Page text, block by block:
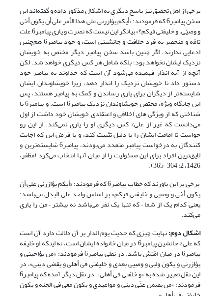
برخی از اهل تحقیق نیز پاسخ دیگری به اشکال مذکور داده و گفته‌اند این
سخن پیامبر6 که فرمودند: «أیکم یؤازرنی علی هذا الأمر علی أن یکون أخی
و وصیّی، و خلیفتی فیکم؟» بیانگر این نیست که نصرت و یاری پیامبر6 علت
تامّه و منحصر به فرد خلافت و جانشینی است، و خود پیامبر6 هم‌چنین
ادعایی ندارند، اگر چنین باشد سخن پیامبر دیگر مختص به خویشان
نزدیک ایشان نخواهد بود؛ بلکه شامل هر کس دیگری خواهد شد. لکن
آنچه از آیه انذار فهمیده می‌شود آن است که خداوند به پیامبر خود
دستور داد تا خویشان نزدیک را انذار دهد، زیرا خویشاوندان ایشان
شایسته‌تر از دیگران برای یاری رساندن و کمک به پیامبر هستند، پس
این جایگاه ویژه، مختص خویشاوندان نزدیک پیامبر6 است. و پیامبر6 با
شناختی که از ویژگی های اخلاقی و اعتقادی خویشان خود داشت از اول
می‌دانست که غیر از علی% کس دیگری او را یاری نمی‌کند. از این رو
خواست تا امامت ایشان را با دلیل تثبیت کند، و با فرض این که اجابت
کنندگان به درخواست پیامبر متعدد می‌بودند، پیامبر6 شایسته‌ترین و
لایق‌ترین افراد برای این مسئولیت را از میان آنها انتخاب می‌کرد (مظفر،
1426، 2: 364-365).
برخی بر این باورند که خطاب پیامبر6 که فرمودند: «أیکم یؤازرنی علی أن
یکون أخی و وصیی و خلیفتی فیکم» بر اساس واحد علی البدل می‌باشد؛
یعنی کدام یک از شما – که تنها یک نفر می‌باشد نه بیشتر – من را یاری
می‌کند.
اشکال دوم:نهایت چیزی که حدیث یوم الدار بر آن دلالت دارد آن است
که علی% جانشین پیامبر6 در میان خانواده ایشان است، نه اینکه او خلیفه
پیامبر6 در میان امّتش باشد. در نقلی پیامبر6 فرمودند: «من یؤاخینی و
یؤازرنی و یکون ولیی و وصیی بعدی و خلیفتی فی أهلی و یقضی دینی»، در
این نقل تعبیر شده به «و خلفتی فی أهلی». در نقل دیگر آمده که پیامبر6
فرمودند: «من یضمن عنّی دینی و مواعیدی و یکون معی فی الجنه و یکون